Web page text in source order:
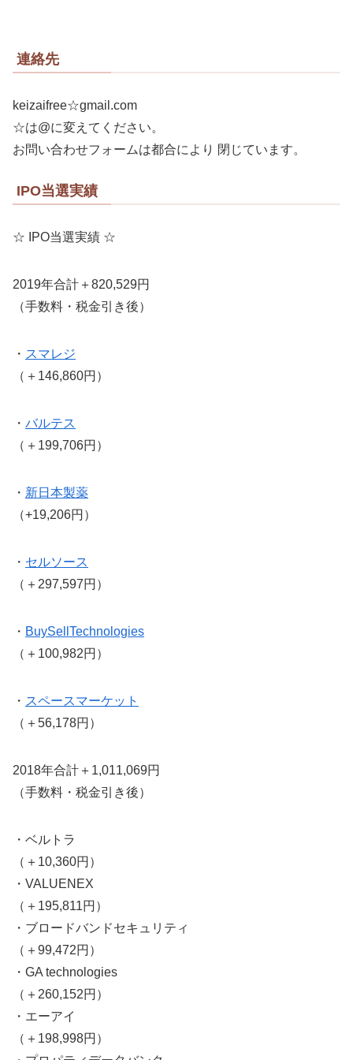
連絡先
keizaifree☆gmail.com
☆は@に変えてください。
お問い合わせフォームは都合により 閉じています。
IPO当選実績
☆ IPO当選実績 ☆
2019年合計＋820,529円
（手数料・税金引き後）
・ スマレジ
（＋146,860円）
・ バルテス
（＋199,706円）
・ 新日本製薬
（+19,206円）
・ セルソース
（＋297,597円）
・ BuySellTechnologies
（＋100,982円）
・ スペースマーケット
（＋56,178円）
2018年合計＋1,011,069円
（手数料・税金引き後）
・ベルトラ
（＋10,360円）
・VALUENEX
（＋195,811円）
・ブロードバンドセキュリティ
（＋99,472円）
・GA technologies
（＋260,152円）
・エーアイ
（＋198,998円）